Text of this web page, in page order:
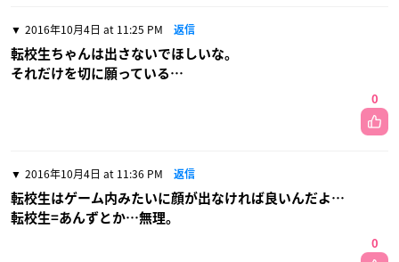
2016年10月4日 at 11:25 PM 返信
転校生ちゃんは出さないでほしいな。
それだけを切に願っている…
0
2016年10月4日 at 11:36 PM 返信
転校生はゲーム内みたいに顔が出なければ良いんだよ…
転校生=あんずとか…無理。
0